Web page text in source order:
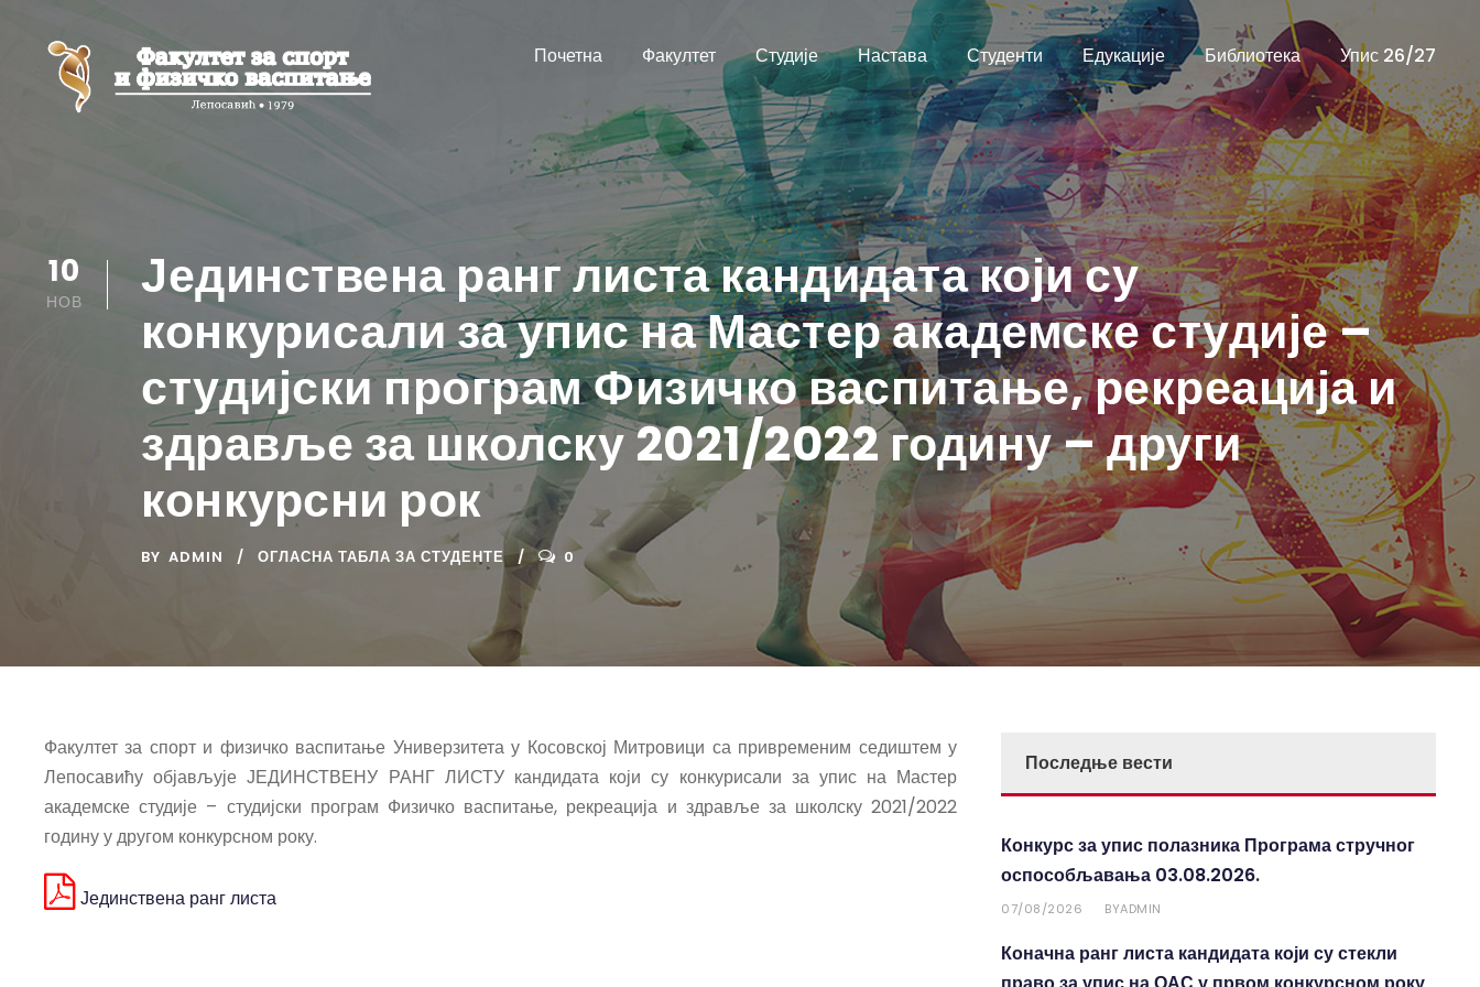
Почетна Факултет Студије Настава Студенти Едукације Библиотека Упис 26/27
10
НОВ
Јединствена ранг листа кандидата који су
конкурисали за упис на Мастер академске студије –
студијски програм Физичко васпитање, рекреација и
здравље за школску 2021/2022 годину – други
конкурсни рок
BY ADMIN ОГЛАСНА ТАБЛА ЗА СТУДЕНТЕ 0
Факултет за спорт и физичко васпитање Универзитета у Косовској Митровици са привременим седиштем у
Лепосавићу објављује ЈЕДИНСТВЕНУ РАНГ ЛИСТУ кандидата који су конкурисали за упис на Мастер
академске студије – студијски програм Физичко васпитање, рекреација и здравље за школску 2021/2022
годину у другом конкурсном року.
Јединствена ранг листа
Последње вести
Конкурс за упис полазника Програма стручног
оспособљавања 03.08.2026.
07/08/2026 BYADMIN
Коначна ранг листа кандидата који су стекли